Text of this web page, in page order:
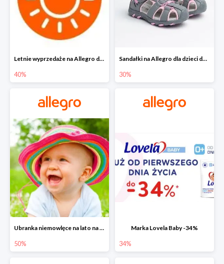
Letnie wyprzedaże na Allegro do -40%
40%
Sandałki na Allegro dla dzieci do -30%
30%
Ubranka niemowlęce na lato na Allegro do -50%
50%
Marka Lovela Baby -34%
34%